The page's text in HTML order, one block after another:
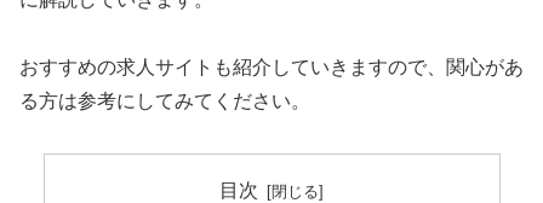
おすすめの求人サイトも紹介していきますので、関心があ
る方は参考にしてみてください。
目次